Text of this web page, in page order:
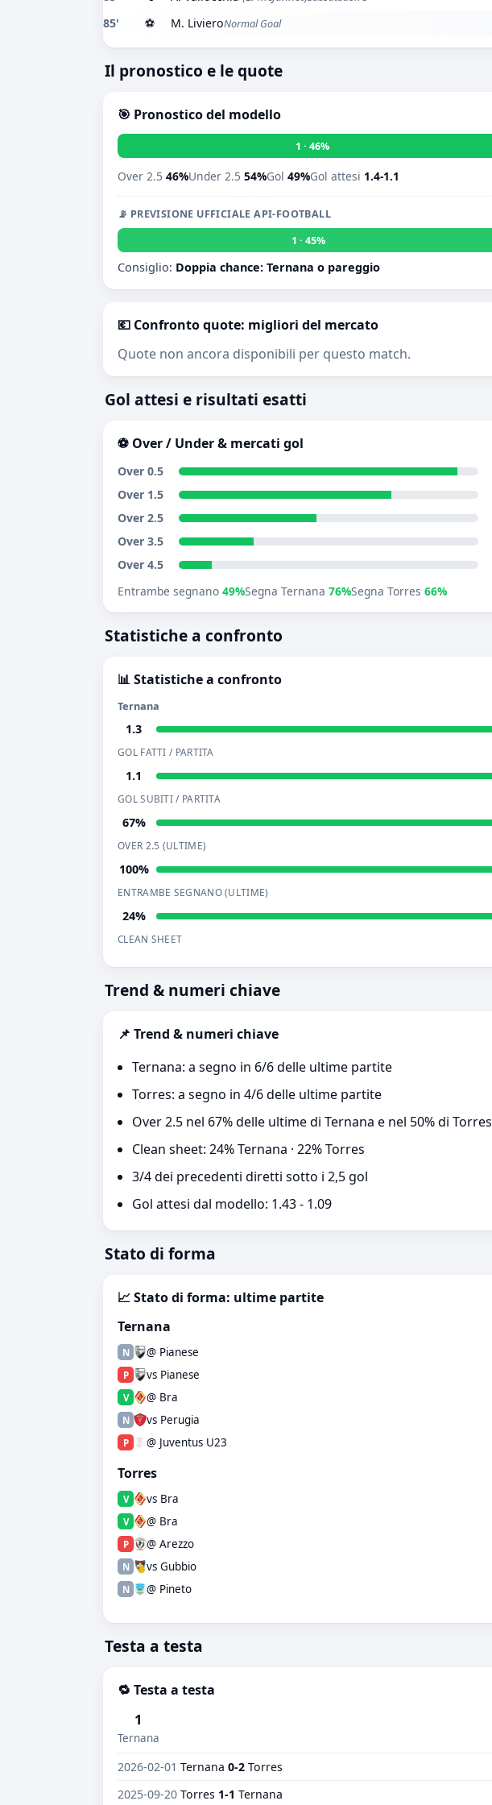
85' ⚽ M. LivieroNormal Goal
Il pronostico e le quote
🎯 Pronostico del modello
1 · 46%
Over 2.5 46%Under 2.5 54%Gol 49%Gol attesi 1.4-1.1
📡 PREVISIONE UFFICIALE API-FOOTBALL
1 · 45%
Consiglio: Doppia chance: Ternana o pareggio
💶 Confronto quote: migliori del mercato
Quote non ancora disponibili per questo match.
Gol attesi e risultati esatti
⚽ Over / Under & mercati gol
Over 0.5
Over 1.5
Over 2.5
Over 3.5
Over 4.5
Entrambe segnano 49%Segna Ternana 76%Segna Torres 66%
Statistiche a confronto
📊 Statistiche a confronto
Ternana
1.3
GOL FATTI / PARTITA
1.1
GOL SUBITI / PARTITA
67%
OVER 2.5 (ULTIME)
100%
ENTRAMBE SEGNANO (ULTIME)
24%
CLEAN SHEET
Trend & numeri chiave
📌 Trend & numeri chiave
Ternana: a segno in 6/6 delle ultime partite
Torres: a segno in 4/6 delle ultime partite
Over 2.5 nel 67% delle ultime di Ternana e nel 50% di Torres
Clean sheet: 24% Ternana · 22% Torres
3/4 dei precedenti diretti sotto i 2,5 gol
Gol attesi dal modello: 1.43 - 1.09
Stato di forma
📈 Stato di forma: ultime partite
Ternana
N @ Pianese
P vs Pianese
V @ Bra
N vs Perugia
P @ Juventus U23
Torres
V vs Bra
V @ Bra
P @ Arezzo
N vs Gubbio
N @ Pineto
Testa a testa
🔁 Testa a testa
1
Ternana
2026-02-01 Ternana 0-2 Torres
2025-09-20 Torres 1-1 Ternana